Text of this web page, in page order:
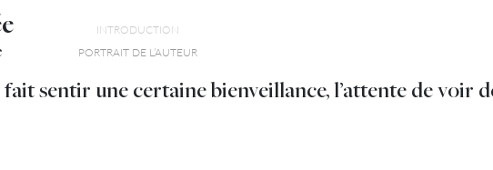
INTRODUCTION
PORTRAIT DE L’AUTEUR
sentir une certaine bienveillance, l’attente de voir